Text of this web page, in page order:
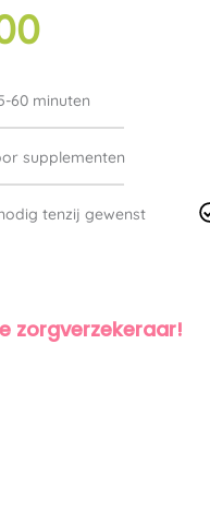
60 minuten
supplementen
tenzij gewenst
zorgverzekeraar!